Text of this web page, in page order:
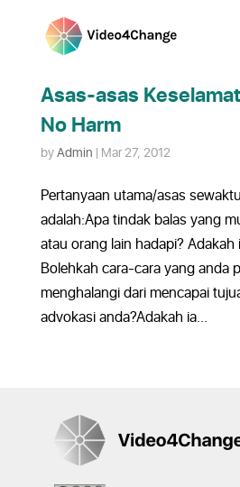
Asas-asas
No Harm
byAdmin | Mar 27, 2012
Pertanyaan utama/asas
adalah:Apa tindak balas yang
atau orang lain hadapi? Adakah
Bolehkah cara-cara yang anda
menghalangi dari mencapai
advokasi anda?Adakah ia...